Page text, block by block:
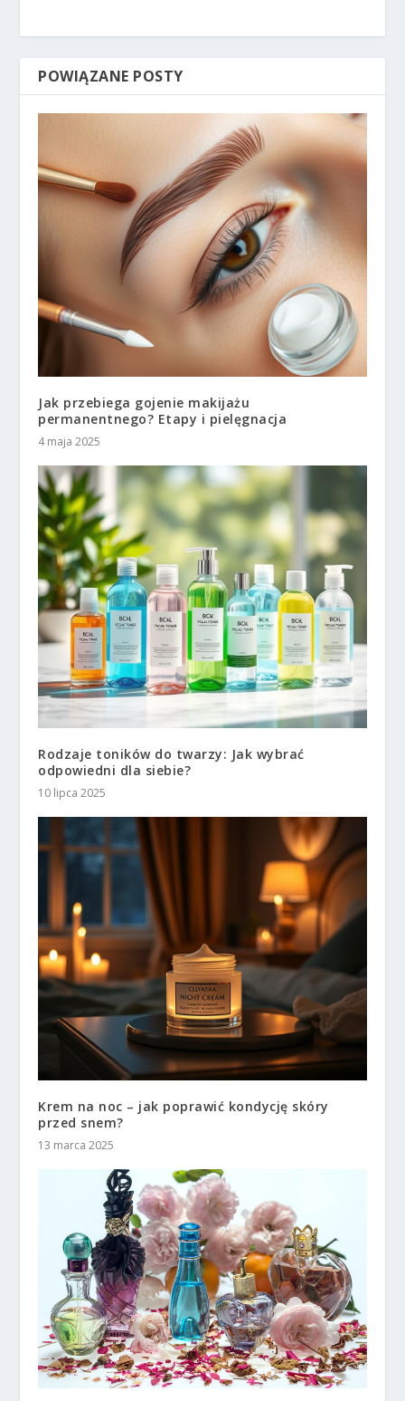
POWIĄZANE POSTY
Jak przebiega gojenie makijażu
permanentnego? Etapy i pielęgnacja
4 maja 2025
Rodzaje toników do twarzy: Jak wybrać
odpowiedni dla siebie?
10 lipca 2025
Krem na noc – jak poprawić kondycję skóry
przed snem?
13 marca 2025